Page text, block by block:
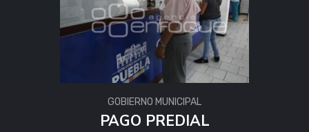
GOBIERNO MUNICIPAL
PAGO PREDIAL